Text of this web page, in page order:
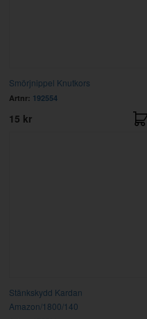
Smörjnippel Knutkors
Artnr: 192554
15 kr
Stänkskydd Kardan
Amazon/1800/140